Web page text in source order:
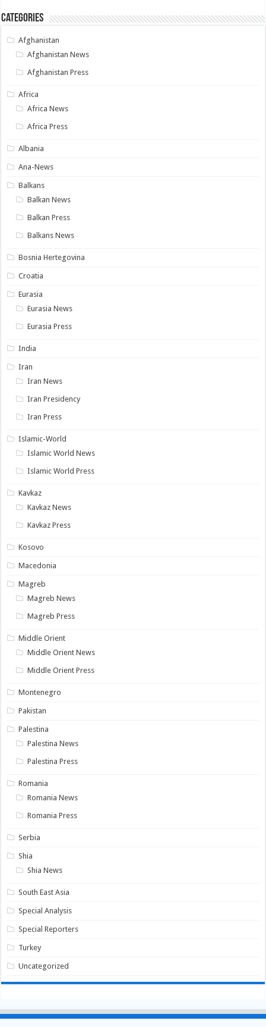
Categories
Afghanistan
Afghanistan News
Afghanistan Press
Africa
Africa News
Africa Press
Albania
Ana-News
Balkans
Balkan News
Balkan Press
Balkans News
Bosnia Hertegovina
Croatia
Eurasia
Eurasia News
Eurasia Press
India
Iran
Iran News
Iran Presidency
Iran Press
Islamic-World
Islamic World News
Islamic World Press
Kavkaz
Kavkaz News
Kavkaz Press
Kosovo
Macedonia
Magreb
Magreb News
Magreb Press
Middle Orient
Middle Orient News
Middle Orient Press
Montenegro
Pakistan
Palestina
Palestina News
Palestina Press
Romania
Romania News
Romania Press
Serbia
Shia
Shia News
South East Asia
Special Analysis
Special Reporters
Turkey
Uncategorized